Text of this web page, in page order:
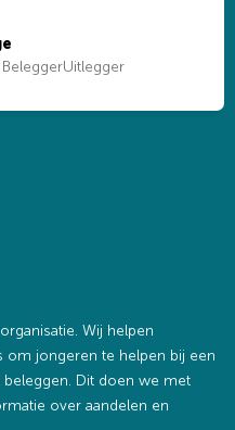
Wij helpen
om jongeren te helpen bij een
Dit doen we met
over aandelen en